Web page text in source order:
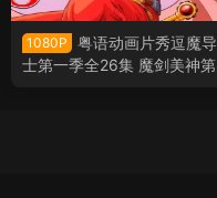
1080P
粤语动画片秀逗魔导
士第一季全26集 魔剑美神第